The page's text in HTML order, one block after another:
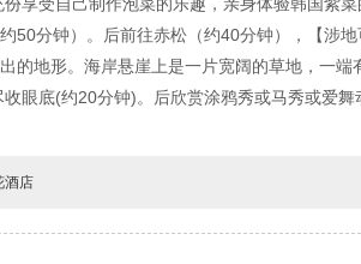
50分钟）。后前往赤松（约40分钟），【涉
的地形。海岸悬崖上是一片宽阔的草地，一
眼底(约20分钟)。后欣赏涂鸦秀或马秀或爱
酒店